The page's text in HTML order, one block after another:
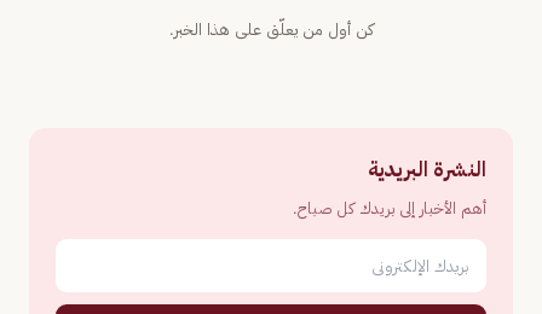
كن أول من يعلّق على هذا الخبر.
النشرة البريدية
أهم الأخبار إلى بريدك كل صباح.